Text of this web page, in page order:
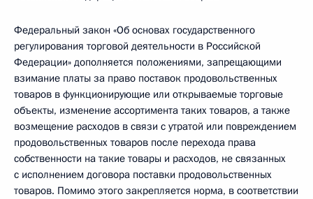
Федеральный закон «Об основах государственного
регулирования торговой деятельности в Российской
Федерации» дополняется положениями, запрещающими
взимание платы за право поставок продовольственных
товаров в функционирующие или открываемые торговые
объекты, изменение ассортимента таких товаров, а также
возмещение расходов в связи с утратой или повреждением
продовольственных товаров после перехода права
собственности на такие товары и расходов, не связанных
с исполнением договора поставки продовольственных
товаров. Помимо этого закрепляется норма, в соответствии